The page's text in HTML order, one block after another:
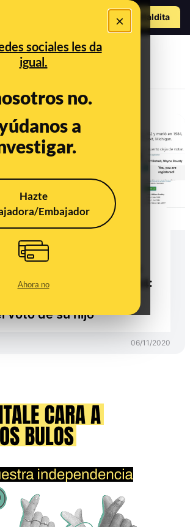
×
sociales les da
igual.
no.
a
Hazte
Embajador
Ahora no
Hazte Maldita
cierto que se haya
voto a favor de Joe
Detroit (Michigan) a
que murió en 1984:
voto de su hijo
06/11/2020